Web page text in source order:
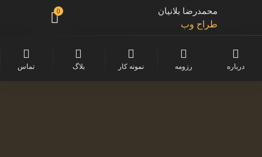
محمدرضا بلانیان
طراح وب
0
درباره رزومه نمونه کار بلاگ تماس